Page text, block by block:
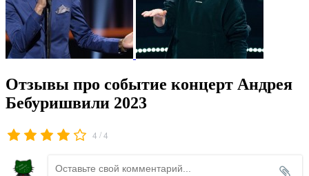
Отзывы про событие концерт Андрея
Бебуришвили 2023
4 /4